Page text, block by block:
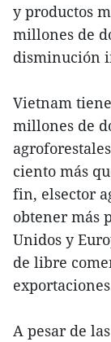
y productos
millones de
disminución
Vietnam
millones de
ciento más
fin, elsector
obtener más
Unidos y
de libre
A pesar de